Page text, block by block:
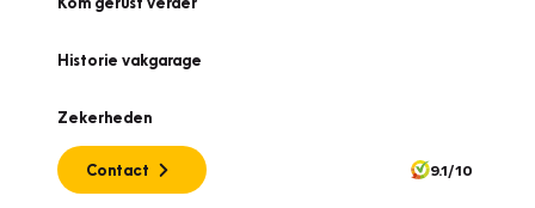
Historie vakgarage
Zekerheden
Contact 9.1/10